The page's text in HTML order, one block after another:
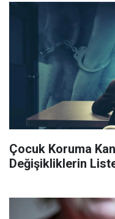
Çocuk Koruma
Değişikliklerin